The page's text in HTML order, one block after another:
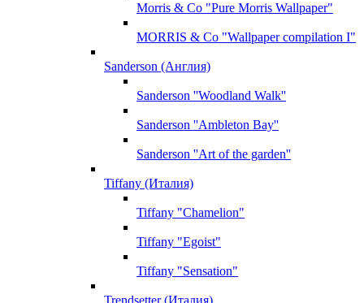
Morris & Co "Pure Morris Wallpaper"
MORRIS & Co "Wallpaper compilation I"
Sanderson (Англия)
Sanderson ''Woodland Walk''
Sanderson ''Ambleton Bay''
Sanderson ''Art of the garden''
Tiffany (Италия)
Tiffany "Chamelion"
Tiffany "Egoist"
Tiffany "Sensation"